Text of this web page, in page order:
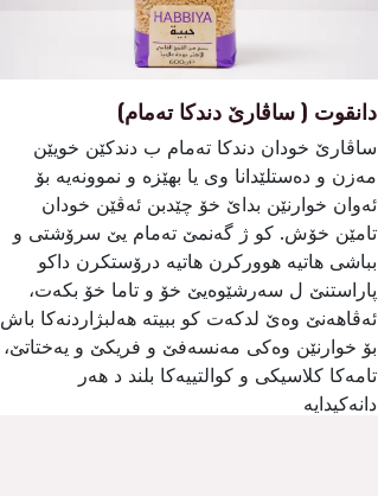
دانقوت ( ساڤارێ دندكا تەمام)
ساڤارێ خودان دندكا تەمام ب دندكێن خویێن
مەزن و دەستلێدانا وی یا بھێزە و نموونەیە بۆ
ئەوان خوارنێن بداێ خۆ چێدبن ئەڤێن خودان
تامێن خۆش. كو ژ گەنمێ تەمام یێ سرۆشتی و
بباشی ھاتیە ھووركرن ھاتیە درۆستكرن داكو
پاراستنێ ل سەرشێوەیێ خۆ و تاما خۆ بكەت،
ئەڤاھەنێ وەێ لدكەت كو ببیتە ھەلبژاردنەكا باش
بۆ خوارنێن وەكی مەنسەفێ و فریكێ و یەختاتێ،
تامەكا كلاسیكی و كوالتییەكا بلند د ھەر
دانەكیدایە